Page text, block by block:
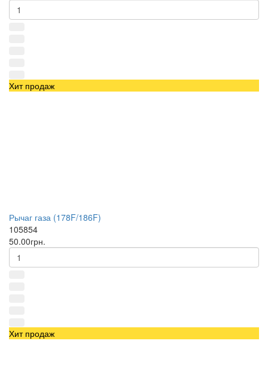
Хит продаж
Рычаг газа (178F/186F)
105854
50.00грн.
Хит продаж